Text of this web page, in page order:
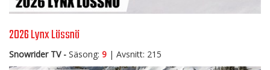
2026 Lynx Lössnö
Snowrider TV - Säsong: 9 | Avsnitt: 215